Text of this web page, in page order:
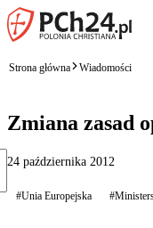
Strona główna Wiadomości
Zmiana zasad
24 października 2012
#Unia Europejska